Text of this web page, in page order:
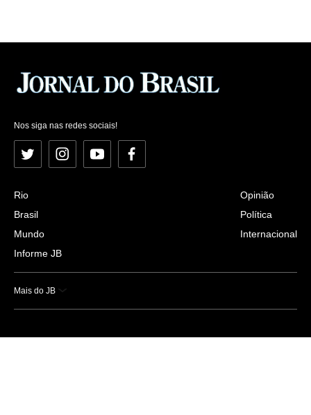
Nos siga nas redes sociais!
Twitter InstagramYouTubeFacebook
Rio
Brasil
Mundo
Informe JB
Opinião
Política
Internacional
Mais do JB
Esportes